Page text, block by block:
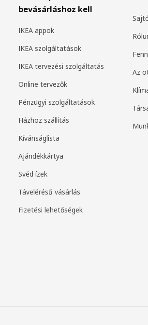
bevásárláshoz kell
IKEA appok
IKEA szolgáltatások
IKEA tervezési szolgáltatás
Online tervezők
Pénzügyi szolgáltatások
Házhoz szállítás
Kívánságlista
Ajándékkártya
Svéd ízek
Távelérésű vásárlás
Fizetési lehetőségek
Az